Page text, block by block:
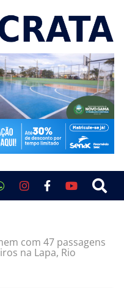
com 47 passagens
na Lapa, Rio